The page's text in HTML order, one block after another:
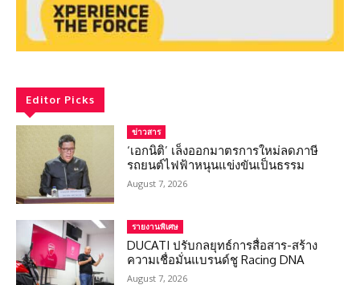
Editor Picks
ข่าวสาร
‘เอกนิติ’ เล็งออกมาตรการใหม่ลดภาษี
รถยนต์ไฟฟ้าหนุนแข่งขันเป็นธรรม
August 7, 2026
รายงานพิเศษ
DUCATI ปรับกลยุทธ์การสื่อสาร-สร้าง
ความเชื่อมั่นแบรนด์ชู Racing DNA
August 7, 2026